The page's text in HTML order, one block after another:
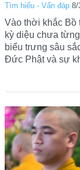
Tìm hiểu - Vấn đáp 8/
Vào thời khắc Bồ
kỳ diệu chưa
biểu trưng sâu
Đức Phật và sự